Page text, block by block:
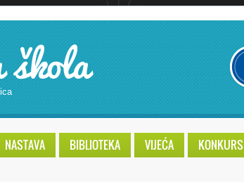
škola
NASTAVA BIBLIOTEKA VIJEĆA KONKURS